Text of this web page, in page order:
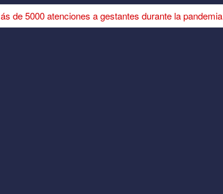
de 5000 atenciones a gestantes durante la pandemia